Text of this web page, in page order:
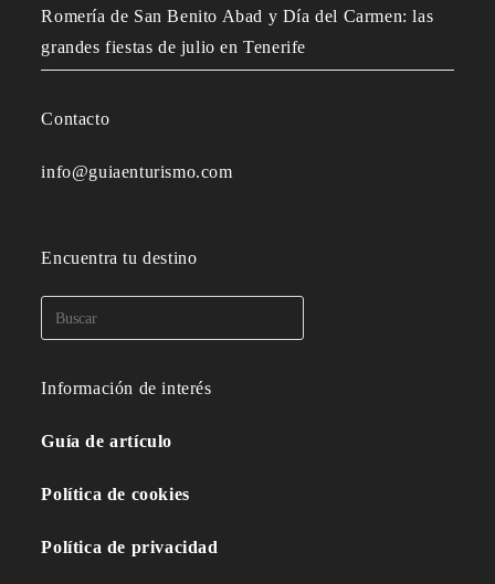
Romería de San Benito Abad y Día del Carmen: las
grandes fiestas de julio en Tenerife
Contacto
info@guiaenturismo.com
Encuentra tu destino
Información de interés
Guía de artículo
Política de cookies
Política de privacidad